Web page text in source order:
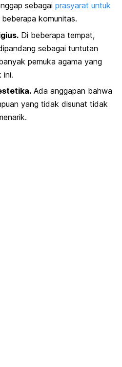
sebagai prasyarat untuk
komunitas.
Di beberapa tempat,
sebagai tuntutan
pemuka agama yang
ini.
Ada anggapan bahwa
yang tidak disunat tidak